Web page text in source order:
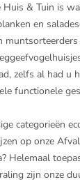
Huis & Tuin is
en
zelfs al had u
functionele
categorieën
op onze
Helemaal
zijn onze